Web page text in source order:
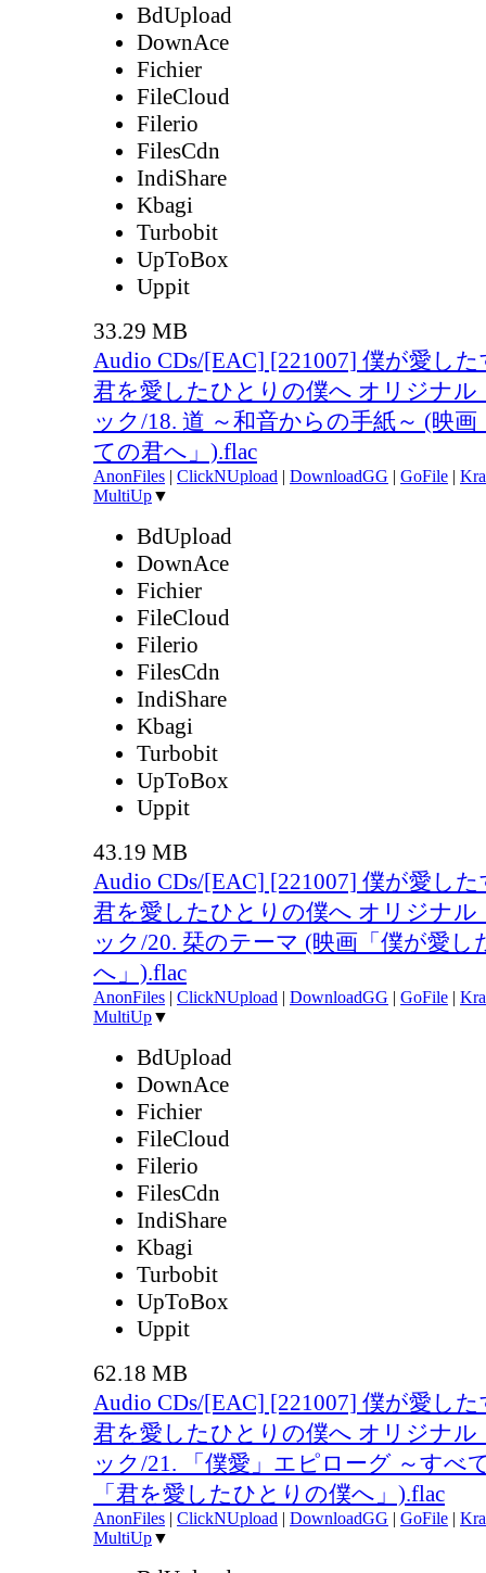
BdUpload
DownAce
Fichier
FileCloud
Filerio
FilesCdn
IndiShare
Kbagi
Turbobit
UpToBox
Uppit
33.29 MB
Audio CDs/[EAC] [221007] 僕が愛し
君を愛したひとりの僕へ オリジナ
ック/18. 道 ～和音からの手紙～ (映
ての君へ」).flac
AnonFiles | ClickNUpload | DownloadGG | GoFile |
MultiUp▼
BdUpload
DownAce
Fichier
FileCloud
Filerio
FilesCdn
IndiShare
Kbagi
Turbobit
UpToBox
Uppit
43.19 MB
Audio CDs/[EAC] [221007] 僕が愛し
君を愛したひとりの僕へ オリジナ
ック/20. 栞のテーマ (映画「僕が愛し
へ」).flac
AnonFiles | ClickNUpload | DownloadGG | GoFile |
MultiUp▼
BdUpload
DownAce
Fichier
FileCloud
Filerio
FilesCdn
IndiShare
Kbagi
Turbobit
UpToBox
Uppit
62.18 MB
Audio CDs/[EAC] [221007] 僕が愛し
君を愛したひとりの僕へ オリジナ
ック/21. 「僕愛」エピローグ ～すべ
「君を愛したひとりの僕へ」).flac
AnonFiles | ClickNUpload | DownloadGG | GoFile |
MultiUp▼